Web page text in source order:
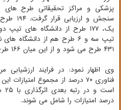
پزشکی و مراکز تحقیقاتی طرح های
سنجش و
تیپ سه و ۶ طرح هم از
۴۳۱ طرح می شود و از این میان ۱۶۶ طرح حائز شرایط شناسایی شد.
وی اظهار نمود: در فرایند ارزشیابی
فناوری ۷۰ درصد از مجموع
درصد امتیازات را شامل می شوند.